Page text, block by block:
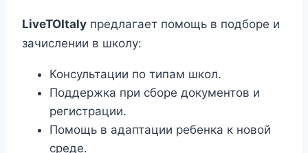
LiveTOItaly предлагает помощь в подборе и
зачислении в школу:
Консультации по типам школ.
Поддержка при сборе документов и
регистрации.
Помощь в адаптации ребенка к новой
среде.